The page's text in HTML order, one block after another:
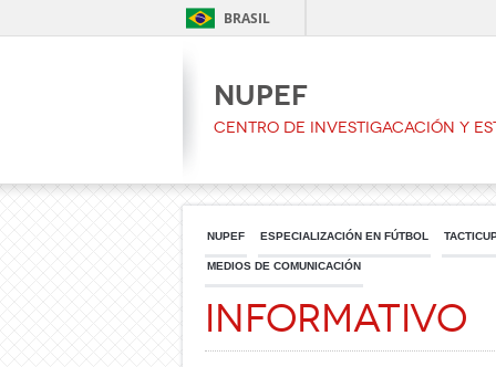
BRASIL
NUPEF
CENTRO DE INVESTIGACACIÓN Y
NUPEF ESPECIALIZACIÓN EN FÚTBOL
MEDIOS DE COMUNICACIÓN
Informativo